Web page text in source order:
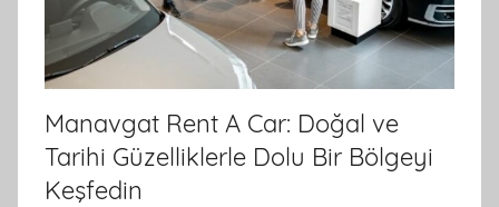
Manavgat Rent A Car: Doğal ve
Tarihi Güzelliklerle Dolu Bir Bölgeyi
Keşfedin